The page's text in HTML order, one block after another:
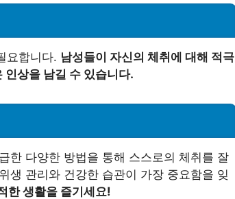
요합니다. 남성들이 자신의 체취에 대해 적극
인상을 남길 수 있습니다.
한 다양한 방법을 통해 스스로의 체취를 잘
생 관리와 건강한 습관이 가장 중요함을 잊
한 생활을 즐기세요!